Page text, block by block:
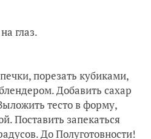
глаз.
порезать кубиками,
Добавить сахар
тесто в форму,
Поставить запекаться
До Полуготовности!